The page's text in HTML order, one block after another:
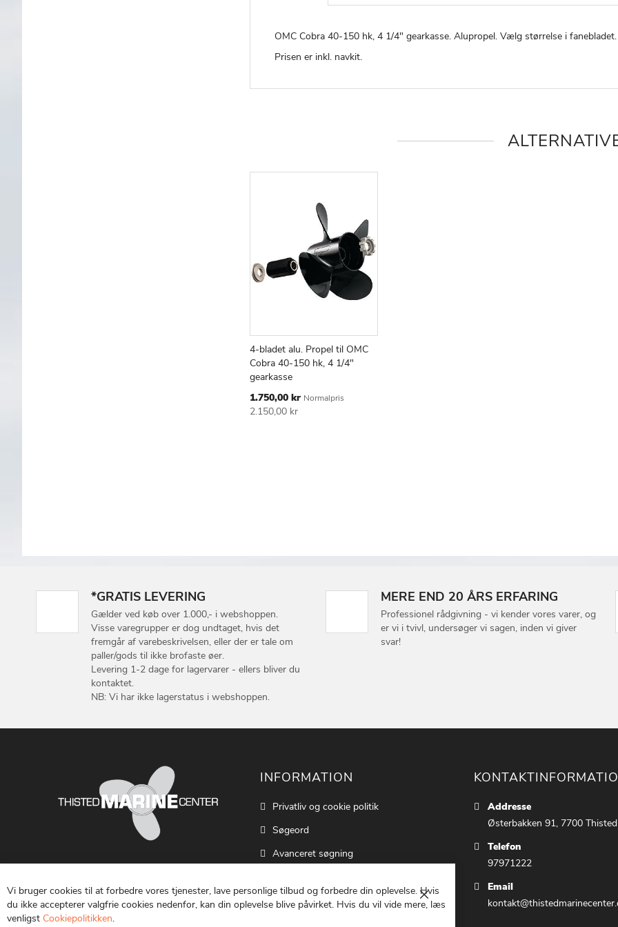
OMC Cobra 40-150 hk, 4 1/4" gearkasse. Alupropel. Vælg størrelse i fanebladet.
Prisen er inkl. navkit.
Læg i kurv
TILFØJ
LISTE
4-bladet alu. Propel til OMC
Cobra 40-150 hk, 4 1/4"
gearkasse
Tilbudspris
1.750,00 kr Normalpris
2.150,00 kr
*GRATIS LEVERING
Gælder ved køb over 1.000,- i webshoppen.
Visse varegrupper er dog undtaget, hvis det
fremgår af varebeskrivelsen, eller der er tale om
paller/gods til ikke brofaste øer.
Levering 1-2 dage for lagervarer - ellers bliver du
kontaktet.
NB: Vi har ikke lagerstatus i webshoppen.
MERE END 20 ÅRS ERFARING
Professionel rådgivning - vi kender vores varer, og
er vi i tvivl, undersøger vi sagen, inden vi giver
svar!
INFORMATION
Privatliv og cookie politik
Søgeord
Avanceret søgning
Kontakt os
Addresse
Østerbakken 91, 7700 Thisted
Telefon
97971222
Email
Luk
Vi bruger cookies til at forbedre vores tjenester, lave personlige tilbud og forbedre din oplevelse. Hvis
du ikke accepterer valgfrie cookies nedenfor, kan din oplevelse blive påvirket. Hvis du vil vide mere, læs
venligst Cookiepolitikken.